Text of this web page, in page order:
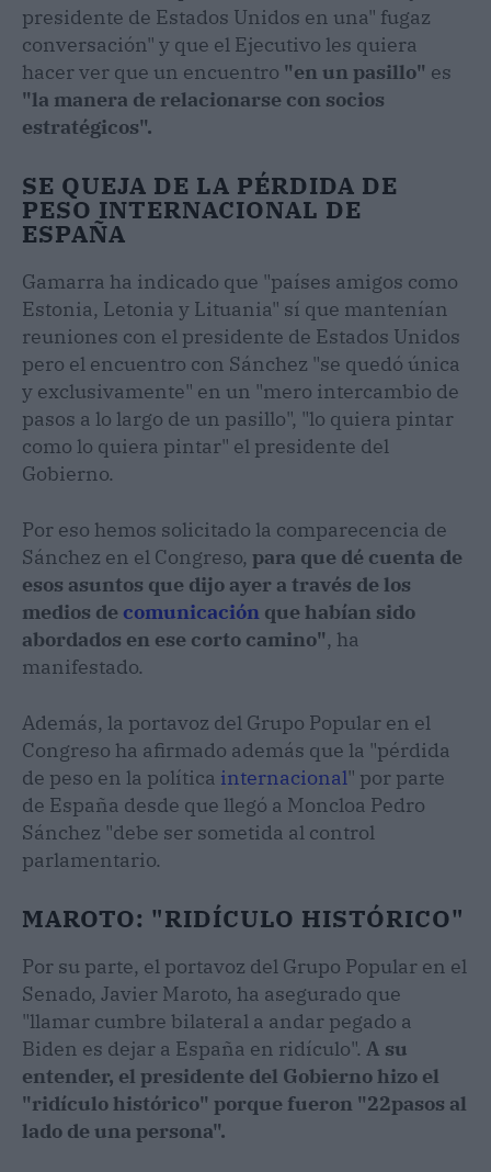
presidente de Estados Unidos en una" fugaz
conversación" y que el Ejecutivo les quiera
hacer ver que un encuentro "en un pasillo" es
"la manera de relacionarse con socios
estratégicos".
SE QUEJA DE LA PÉRDIDA DE
PESO INTERNACIONAL DE
ESPAÑA
Gamarra ha indicado que "países amigos como
Estonia, Letonia y Lituania" sí que mantenían
reuniones con el presidente de Estados Unidos
pero el encuentro con Sánchez "se quedó única
y exclusivamente" en un "mero intercambio de
pasos a lo largo de un pasillo", "lo quiera pintar
como lo quiera pintar" el presidente del
Gobierno.
Por eso hemos solicitado la comparecencia de
Sánchez en el Congreso, para que dé cuenta de
esos asuntos que dijo ayer a través de los
medios de comunicación que habían sido
abordados en ese corto camino", ha
manifestado.
Además, la portavoz del Grupo Popular en el
Congreso ha afirmado además que la "pérdida
de peso en la política internacional" por parte
de España desde que llegó a Moncloa Pedro
Sánchez "debe ser sometida al control
parlamentario.
MAROTO: "RIDÍCULO HISTÓRICO"
Por su parte, el portavoz del Grupo Popular en el
Senado, Javier Maroto, ha asegurado que
"llamar cumbre bilateral a andar pegado a
Biden es dejar a España en ridículo". A su
entender, el presidente del Gobierno hizo el
"ridículo histórico" porque fueron "22pasos al
lado de una persona".